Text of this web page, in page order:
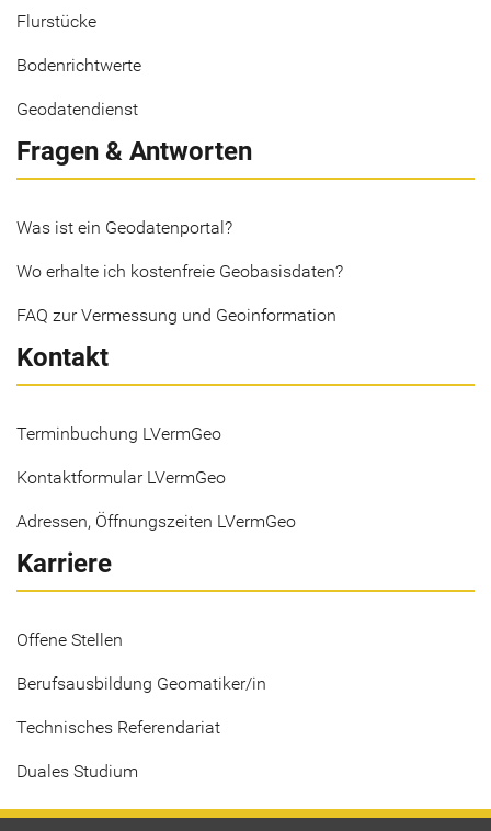
Flurstücke
Bodenrichtwerte
Geodatendienst
Fragen & Antworten
Was ist ein Geodatenportal?
Wo erhalte ich kostenfreie Geobasisdaten?
FAQ zur Vermessung und Geoinformation
Kontakt
Terminbuchung LVermGeo
Kontaktformular LVermGeo
Adressen, Öffnungszeiten LVermGeo
Karriere
Offene Stellen
Berufsausbildung Geomatiker/in
Technisches Referendariat
Duales Studium